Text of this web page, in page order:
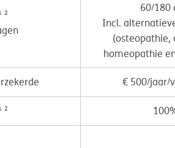
²
²
60/180
Incl.
(osteopathie,
homeopathie
€ 500/jaar/